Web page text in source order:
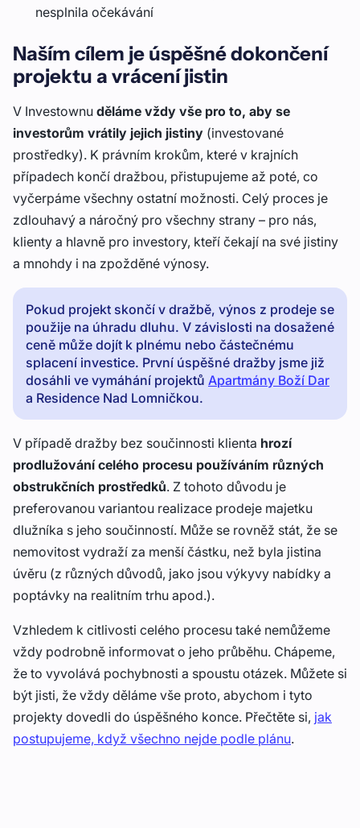
nesplnila očekávání
Naším cílem je úspěšné dokončení
projektu a vrácení jistin
V Investownu děláme vždy vše pro to, aby se
investorům vrátily jejich jistiny (investované
prostředky). K právním krokům, které v krajních
případech končí dražbou, přistupujeme až poté, co
vyčerpáme všechny ostatní možnosti. Celý proces je
zdlouhavý a náročný pro všechny strany – pro nás,
klienty a hlavně pro investory, kteří čekají na své jistiny
a mnohdy i na zpožděné výnosy.
Pokud projekt skončí v dražbě, výnos z prodeje se
použije na úhradu dluhu. V závislosti na dosažené
ceně může dojít k plnému nebo částečnému
splacení investice. První úspěšné dražby jsme již
dosáhli ve vymáhání projektů Apartmány Boží Dar
a Residence Nad Lomničkou.
V případě dražby bez součinnosti klienta hrozí
prodlužování celého procesu používáním různých
obstrukčních prostředků. Z tohoto důvodu je
preferovanou variantou realizace prodeje majetku
dlužníka s jeho součinností. Může se rovněž stát, že se
nemovitost vydraží za menší částku, než byla jistina
úvěru (z různých důvodů, jako jsou výkyvy nabídky a
poptávky na realitním trhu apod.).
Vzhledem k citlivosti celého procesu také nemůžeme
vždy podrobně informovat o jeho průběhu. Chápeme,
že to vyvolává pochybnosti a spoustu otázek. Můžete si
být jisti, že vždy děláme vše proto, abychom i tyto
projekty dovedli do úspěšného konce. Přečtěte si, jak
postupujeme, když všechno nejde podle plánu.